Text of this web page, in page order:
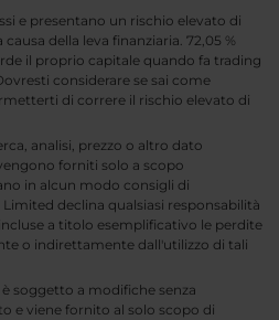
e presentano un rischio elevato di
della leva finanziaria. 72,05 %
il proprio capitale quando fa trading
considerare se sai come
di correre il rischio elevato di
analisi, prezzo o altro dato
forniti solo a scopo
in alcun modo consigli di
declina qualsiasi responsabilità
a titolo esemplificativo le perdite
o indirettamente dall'utilizzo di tali
soggetto a modifiche senza
e viene fornito al solo scopo di